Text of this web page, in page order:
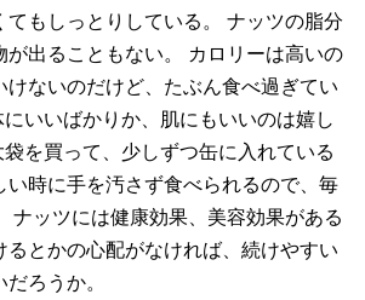
てもしっとりしている。 ナッツの脂分
が出ることもない。 カロリーは高いの
けないのだけど、たぶん食べ過ぎてい
いいばかりか、肌にもいいのは嬉し
を買って、少しずつ缶に入れている
い時に手を汚さず食べられるので、毎
ナッツには健康効果、美容効果がある
るとかの心配がなければ、続けやすい
ろうか。